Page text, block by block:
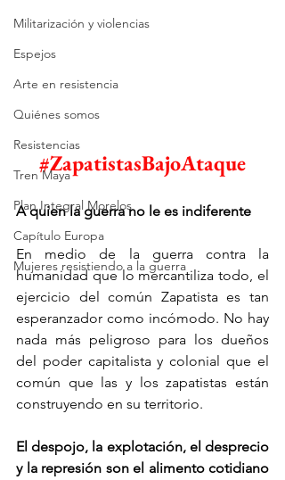
Militarización y violencias
Espejos
Arte en resistencia
Quiénes somos
Resistencias
Tren Maya
Plan Integral Morelos
Capítulo Europa
Mujeres resistiendo a la guerra
#ZapatistasBajoAtaque
A quien la guerra no le es indiferente
En medio de la guerra contra la
humanidad que lo mercantiliza todo, el
ejercicio del común Zapatista es tan
esperanzador como incómodo. No hay
nada más peligroso para los dueños
del poder capitalista y colonial que el
común que las y los zapatistas están
construyendo en su territorio.
El despojo, la explotación, el desprecio
y la represión son el alimento cotidiano